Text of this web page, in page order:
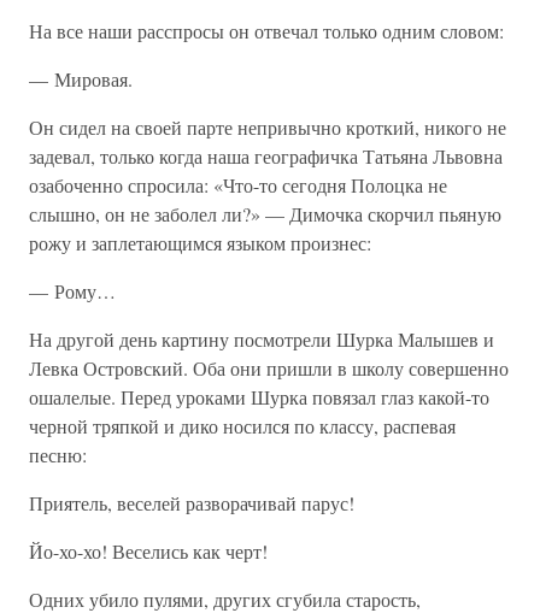
На все наши расспросы он отвечал только одним словом:
— Мировая.
Он сидел на своей парте непривычно кроткий, никого не
задевал, только когда наша географичка Татьяна Львовна
озабоченно спросила: «Что-то сегодня Полоцка не
слышно, он не заболел ли?» — Димочка скорчил пьяную
рожу и заплетающимся языком произнес:
— Рому…
На другой день картину посмотрели Шурка Малышев и
Левка Островский. Оба они пришли в школу совершенно
ошалелые. Перед уроками Шурка повязал глаз какой-то
черной тряпкой и дико носился по классу, распевая
песню:
Приятель, веселей разворачивай парус!
Йо-хо-хо! Веселись как черт!
Одних убило пулями, других сгубила старость,